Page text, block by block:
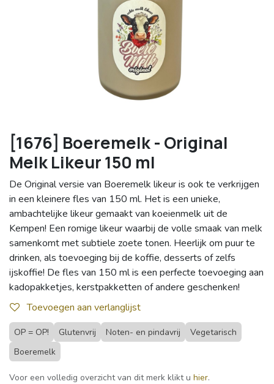
[1676] Boeremelk - Original
Melk Likeur 150 ml
De Original versie van Boeremelk likeur is ook te verkrijgen
in een kleinere fles van 150 ml. Het is een unieke,
ambachtelijke likeur gemaakt van koeienmelk uit de
Kempen! Een romige likeur waarbij de volle smaak van melk
samenkomt met subtiele zoete tonen. Heerlijk om puur te
drinken, als toevoeging bij de koffie, desserts of zelfs
ijskoffie! De fles van 150 ml is een perfecte toevoeging aan
kadopakketjes, kerstpakketten of andere geschenken!
Toevoegen aan verlanglijst
OP = OP! Glutenvrij Noten- en pindavrij
Vegetarisch
Boeremelk
Voor een volledig overzicht van dit merk klikt u hier.